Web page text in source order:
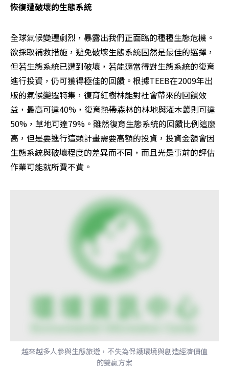
恢復遭破壞的生態系統
全球氣候變遷劇烈，暴露出我們正面臨的種種生態危機。
欲採取補救措施，避免破壞生態系統固然是最佳的選擇，
但若生態系統已遭到破壞，若能適當得對生態系統的復育
進行投資，仍可獲得極佳的回饋。根據TEEB在2009年出
版的氣候變遷特集，復育紅樹林能對社會帶來的回饋效
益，最高可達40%，復育熱帶森林的林地與灌木叢則可達
50%，草地可達79%。雖然復育生態系統的回饋比例這麼
高，但是要進行這類計畫需要高額的投資，投資金額會因
生態系統與破壞程度的差異而不同，而且光是事前的評估
作業可能就所費不貲。
越來越多人參與生態旅遊，不失為保護環境與創造經濟價值
的雙贏方案